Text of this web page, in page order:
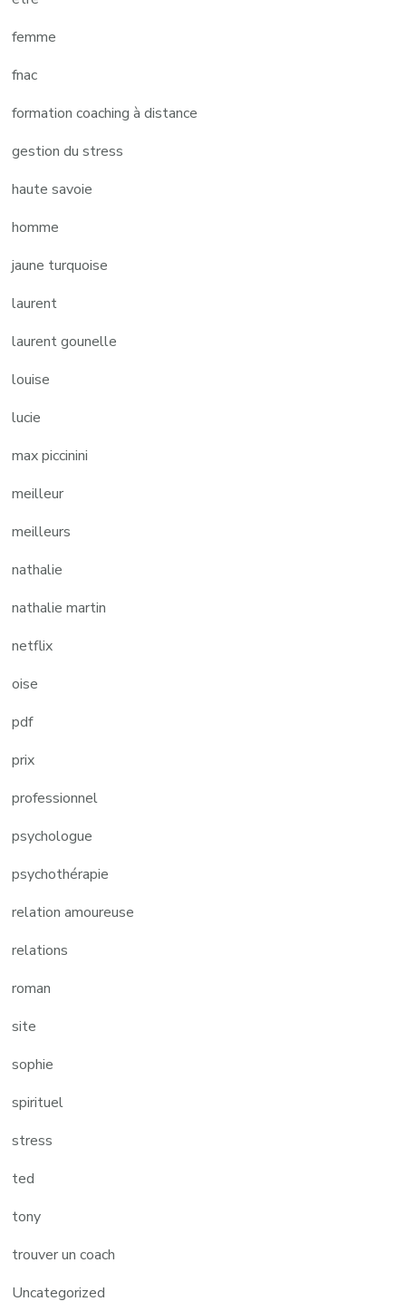
femme
fnac
formation coaching à distance
gestion du stress
haute savoie
homme
jaune turquoise
laurent
laurent gounelle
louise
lucie
max piccinini
meilleur
meilleurs
nathalie
nathalie martin
netflix
oise
pdf
prix
professionnel
psychologue
psychothérapie
relation amoureuse
relations
roman
site
sophie
spirituel
stress
ted
tony
trouver un coach
Uncategorized